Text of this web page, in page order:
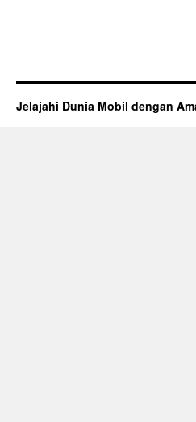
Jelajahi Dunia Mobil dengan